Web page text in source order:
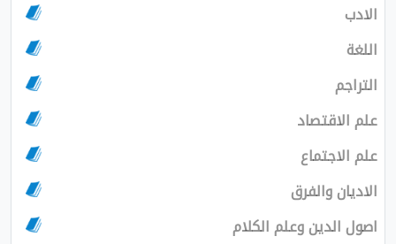
الادب
اللغة
التراجم
علم الاقتصاد
علم الاجتماع
الاديان والفرق
اصول الدين وعلم الكلام